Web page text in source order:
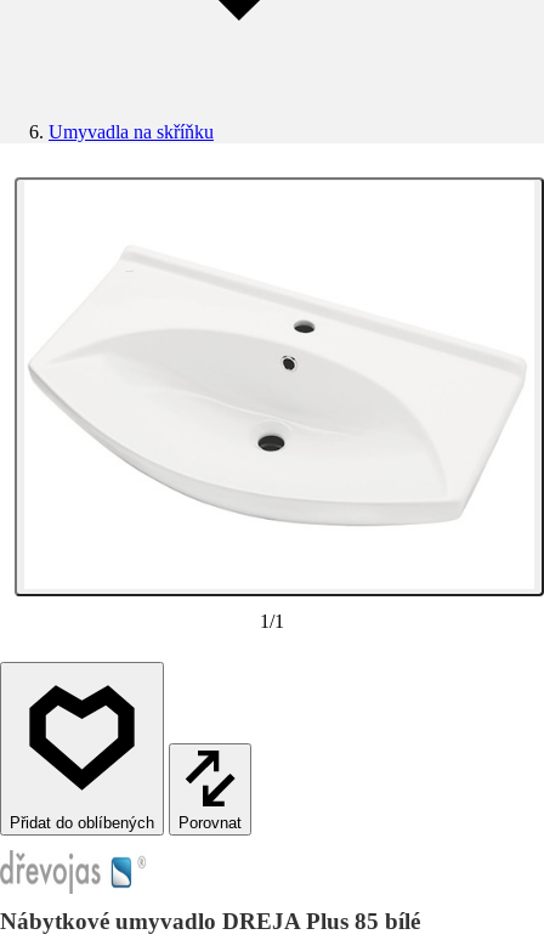
Umyvadla na skříňku
1/1
Porovnat
Nábytkové umyvadlo DREJA Plus 85 bílé